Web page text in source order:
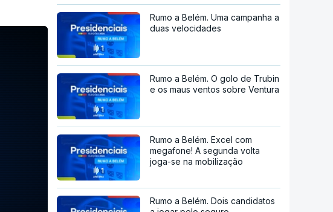
Rumo a Belém. Uma campanha a
duas velocidades
Rumo a Belém. O golo de Trubin
e os maus ventos sobre Ventura
Rumo a Belém. Excel com
megafone! A segunda volta
joga-se na mobilização
Rumo a Belém. Dois candidatos